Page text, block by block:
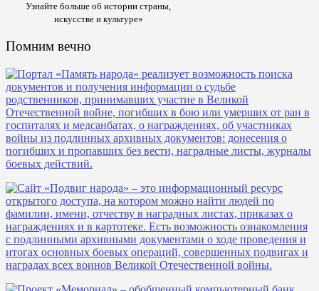
Узнайте больше об истории страны,
искусстве и культуре»
Помним вечно